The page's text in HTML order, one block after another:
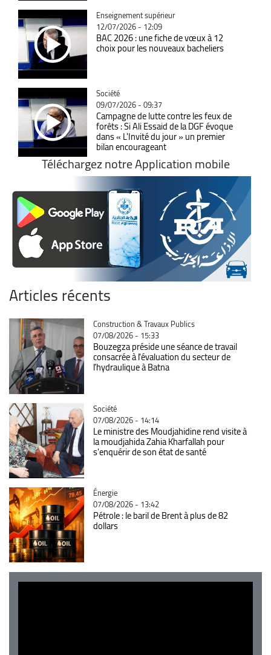
Catégorie
Enseignement supérieur
12/07/2026 - 12:09
BAC 2026 : une fiche de vœux à 12
choix pour les nouveaux bacheliers
Catégorie
Société
09/07/2026 - 09:37
Campagne de lutte contre les feux de
forêts : Si Ali Essaid de la DGF évoque
dans « L'Invité du jour » un premier
bilan encourageant
Téléchargez notre Application mobile
Articles récents
Catégorie
Construction & Travaux Publics
07/08/2026 - 15:33
Bouzegza préside une séance de travail
consacrée à l'évaluation du secteur de
l’hydraulique à Batna
Catégorie
Société
07/08/2026 - 14:14
Le ministre des Moudjahidine rend visite à
la moudjahida Zahia Kharfallah pour
s'enquérir de son état de santé
Catégorie
Énergie
07/08/2026 - 13:42
Pétrole : le baril de Brent à plus de 82
dollars